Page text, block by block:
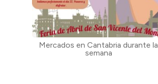
Mercados en Cantabria durante la
semana